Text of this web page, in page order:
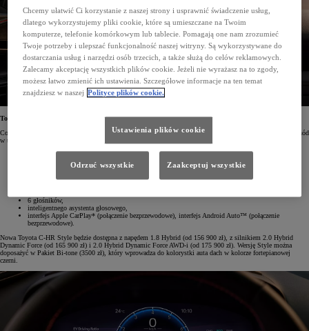
Toyota C-HR Comfort od 139 900 zł
Comfort, czyli podstawowa wersja Toyoty C-HR, będzie dostępna wyłącznie z napędem 1.8 Hybrid. Samochód
w tej odmianie będzie kosztował od 139 900 zł. W standardzie będzie miał m.in.:
światła do jazdy dziennej w technologii LED,
tylne lampy w technologii LED,
kamerę cofania ze statycznymi liniami pomocniczymi,
6 głośników,
inteligentnego asystenta głosowego,
interfejs Apple CarPlay* (połączenie bezprzewodowe), interfejs Android Auto™ (połączenie
bezprzewodowe).
Nowa Toyota C-HR Style będzie dostępna z napędem 1.8 Hybrid (od 156 900 zł), z silnikiem 2.0 Hybrid
Dynamic Force (od 165 900 zł) i 2.0 Hybrid Dynamic Force AWD-i (od 175 900 zł). Wersję Style można
doposażyć w Pakiet Bi-tone (3500 zł), który wprowadza do kolorystki auta dach w kolorze fortepianowej
czerni.
Chcemy ułatwić Ci korzystanie z naszej strony i usprawnić świadczenie usług,
dlatego wykorzystujemy pliki cookie, które są umieszczane na Twoim
komputerze, telefonie komórkowym lub tablecie. Pomagają one nam zrozumieć
Twoje potrzeby i ulepszać funkcjonalność naszej witryny. Są wykorzystywane do
dostarczania usług i narzędzi osób trzecich, a także służą do celów reklamowych.
Zalecamy akceptację wszystkich plików cookie. Jeżeli nie wyrażasz na to zgody,
możesz łatwo zmienić ich ustawienia. Szczegółowe informacje na ten temat
znajdziesz w naszej Polityce plików cookie.
Ustawienia plików cookie
Odrzuć wszystkie Zaakceptuj wszystkie